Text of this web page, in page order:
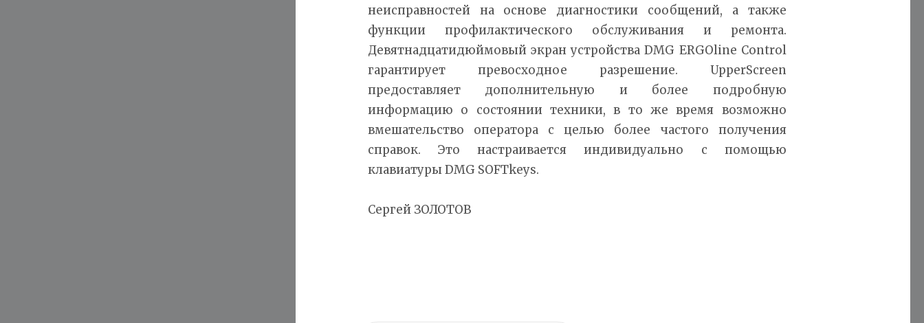
неисправностей на основе диагностики сообщений, а также
функции профилактического обслуживания и ремонта.
Девятнадцатидюймовый экран устройства DMG ERGOline Control
гарантирует превосходное разрешение. UpperScreen
предоставляет дополнительную и более подробную
информацию о состоянии техники, в то же время возможно
вмешательство оператора с целью более частого получения
справок. Это настраивается индивидуально с помощью
клавиатуры DMG SOFTkeys.
Сергей ЗОЛОТОВ